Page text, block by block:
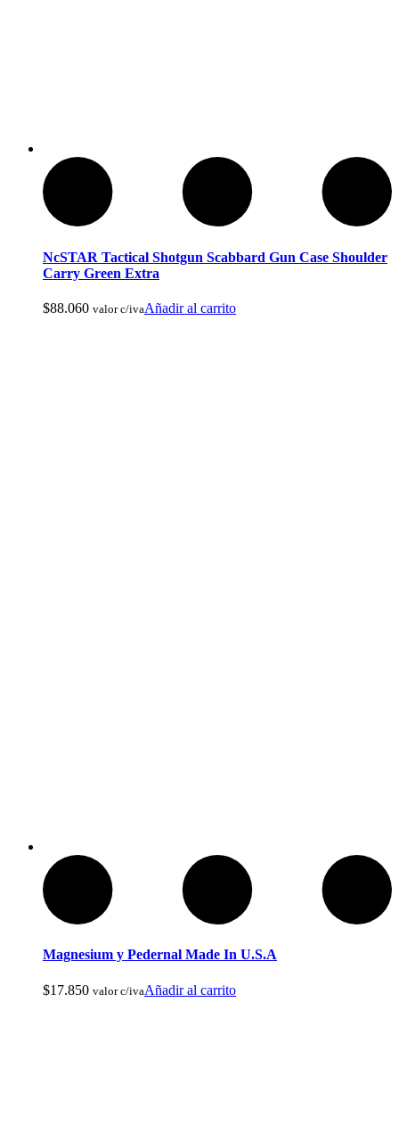
NcSTAR Tactical Shotgun Scabbard Gun Case Shoulder
Carry Green Extra
$88.060 valor c/ivaAñadir al carrito
Magnesium y Pedernal Made In U.S.A
$17.850 valor c/ivaAñadir al carrito